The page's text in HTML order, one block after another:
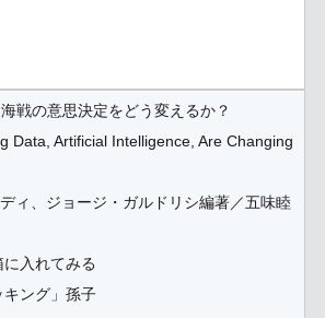
戦の意思決定をどう変えるか？
Data, Artificial Intelligence, Are Changing
ィ、ジョージ・ガルドリシ編著／五味睦
入れてみる
ング」孫子